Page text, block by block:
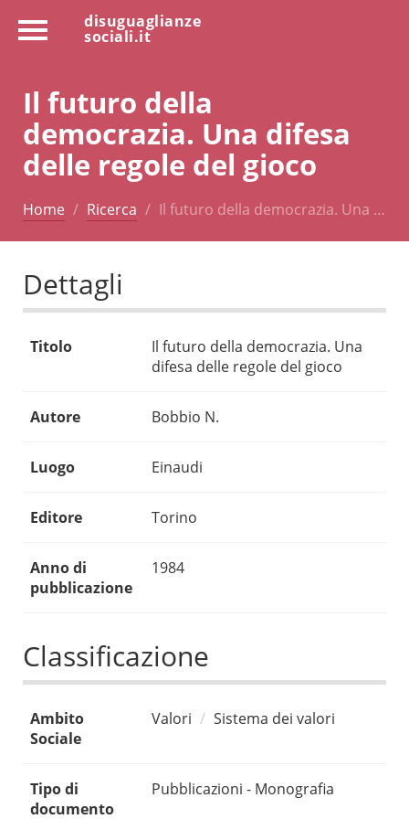
disuguaglianze
sociali.it
Il futuro della
democrazia. Una difesa
delle regole del gioco
Home Ricerca Il futuro della democrazia. Una …
Dettagli
Titolo
Il futuro della democrazia. Una
difesa delle regole del gioco
Autore Bobbio N.
Luogo Einaudi
Editore Torino
Anno di
pubblicazione
1984
Classificazione
Ambito
Sociale
Valori Sistema dei valori
Tipo di
documento
Pubblicazioni - Monografia